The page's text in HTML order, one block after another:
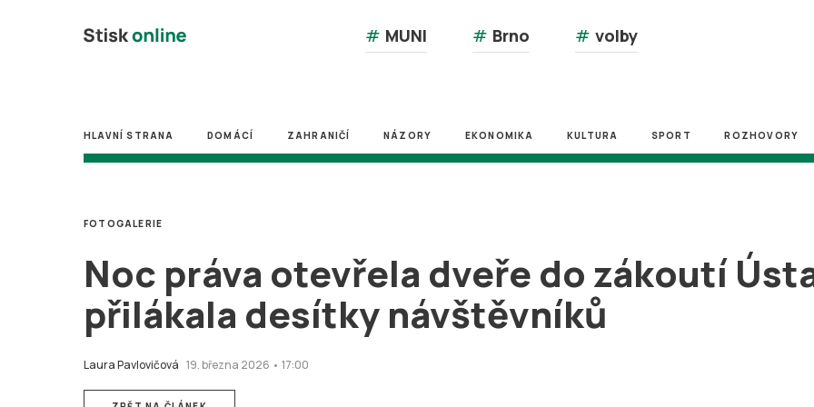
# MUNI # Brno # volby
HLAVNÍ STRANA DOMÁCÍ ZAHRANIČÍ NÁZORY EKONOMIKA KULTURA SPORT ROZHOVORY
Noc práva otevřela dveře do zákoutí
přilákala desítky návštěvníků
Laura Pavlovičová 19. března 2026 • 17:00
FOTOGALERIE